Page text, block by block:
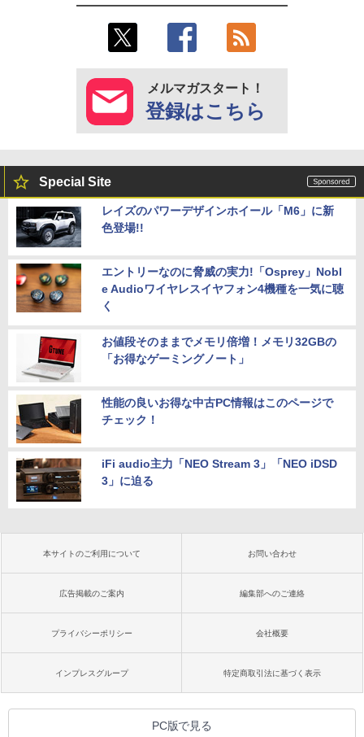
メルマガスタート！
登録はこちら
Special Site
レイズのパワーデザインホイール「M6」に新
色登場!!
エントリーなのに脅威の実力!「Osprey」Nobl
e Audioワイヤレスイヤフォン4機種を一気に聴
く
お値段そのままでメモリ倍増！メモリ32GBの
「お得なゲーミングノート」
性能の良いお得な中古PC情報はこのページで
チェック！
iFi audio主力「NEO Stream 3」「NEO iDSD
3」に迫る
本サイトのご利用について お問い合わせ
広告掲載のご案内 編集部へのご連絡
プライバシーポリシー 会社概要
インプレスグループ 特定商取引法に基づく表示
PC版で見る